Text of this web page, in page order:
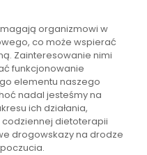
organizmowi w
co może wspierać
Zainteresowanie nimi
funkcjonowanie
elementu naszego
nadal jesteśmy na
ich działania,
dietoterapii
drogowskazy na drodze